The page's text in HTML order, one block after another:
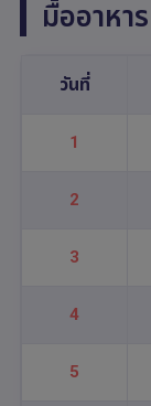
มื้ออาหาร
วันที่
1
2
3
4
5